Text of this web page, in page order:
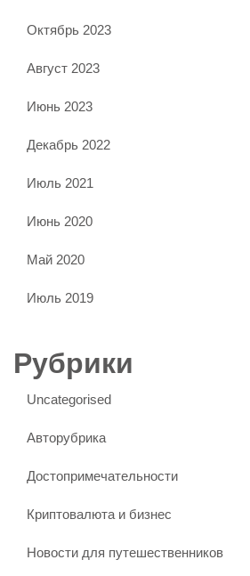
Октябрь 2023
Август 2023
Июнь 2023
Декабрь 2022
Июль 2021
Июнь 2020
Май 2020
Июль 2019
Рубрики
Uncategorised
Авторубрика
Достопримечательности
Криптовалюта и бизнес
Новости для путешественников